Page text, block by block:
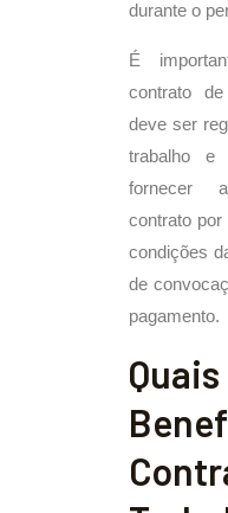
durante o
É
contrato
deve ser
trabalho e
fornecer
contrato por
condições
de
pagamento.